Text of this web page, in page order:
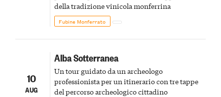
della tradizione vinicola monferrina
Fubine Monferrato
10
AUG
Alba Sotterranea
Un tour guidato da un archeologo
professionista per un itinerario con tre tappe
del percorso archeologico cittadino